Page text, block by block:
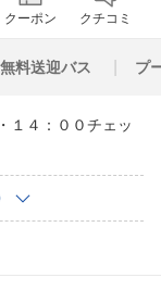
クーポン クチコミ
料送迎バス プ
１４：００チェッ